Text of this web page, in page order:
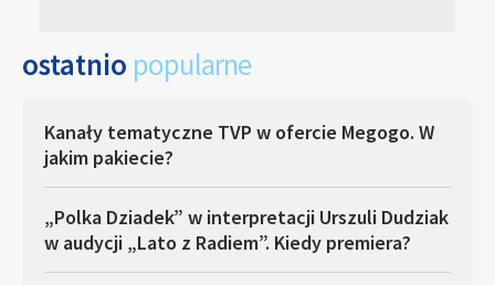
ostatnio popularne
Kanały tematyczne TVP w ofercie Megogo. W
jakim pakiecie?
„Polka Dziadek” w interpretacji Urszuli Dudziak
w audycji „Lato z Radiem”. Kiedy premiera?